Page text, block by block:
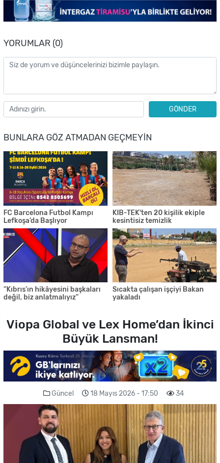
YORUMLAR (0)
GÖNDER
BUNLARA GÖZ ATMADAN GEÇMEYIN
FC Barcelona Futbol Kampı
Lefkoşa’da Başlıyor
KIB-TEK'ten 20 kişilik ekiple
kesintisiz temizlik
“Kıbrıs’ın hikâyesini başkaları
değil, biz anlatmalıyız”
Sıcakta çalışan işçiyi Bakan
yakaladı
Viopa Global ve Lex Home’dan İkinci
Büyük Lansman!
Güncel 18 Mayıs 2026 - 17:50 34